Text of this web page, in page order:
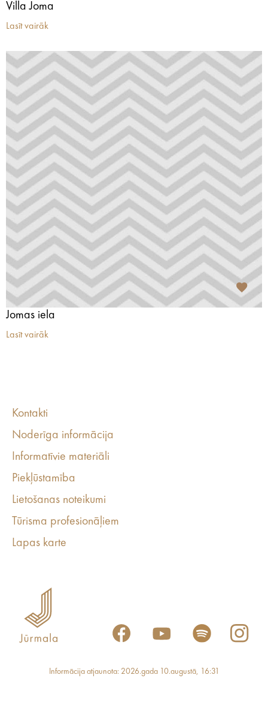
Villa Joma
Lasīt vairāk
Jomas iela
Lasīt vairāk
Kontakti
Noderīga informācija
Informatīvie materiāli
Piekļūstamība
Lietošanas noteikumi
Tūrisma profesionāļiem
Lapas karte
Informācija atjaunota: 2026.gada 10.augustā, 16:31